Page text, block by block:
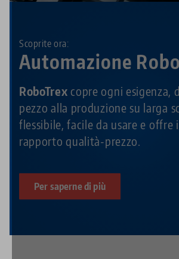
Automazione
Scoprite ora:
RoboTrex copre ogni esigenza,
pezzo alla produzione su larga
flessibile, facile da usare e offre
rapporto qualità-prezzo.
Per saperne di più